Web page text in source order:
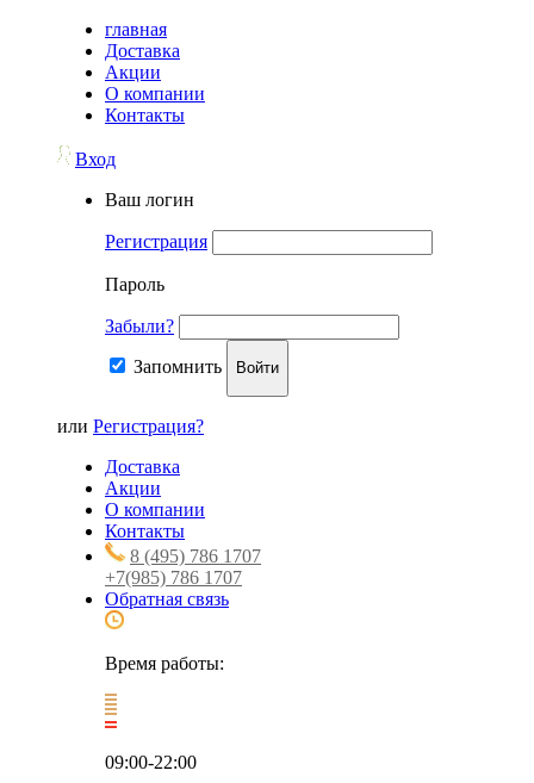
главная
Доставка
Акции
О компании
Контакты
Вход
Ваш логин
Регистрация
Пароль
Забыли?
Запомнить Войти
или Регистрация?
Доставка
Акции
О компании
Контакты
8 (495) 786 1707
+7(985) 786 1707
Обратная связь
Время работы:
09:00-22:00